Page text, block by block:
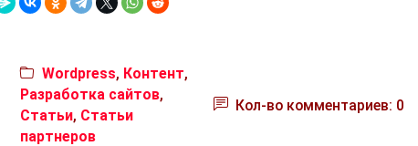
Wordpress, Контент,
Разработка сайтов,
Статьи, Статьи
партнеров
Кол-во комментариев: 0